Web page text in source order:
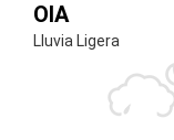
OIA
Lluvia Ligera